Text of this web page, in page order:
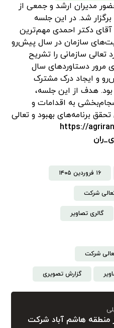
سال ۱۴۰۵ با حضور مدیران ارشد و جمعی از
شد. در این جلسه
دکتر احمدی مهم‌ترین
سازمان در سال پیش‌رو
سازمانی را تشریح
مرور دستاوردهای سال
و ایجاد درک مشترک
هدف از این جلسه،
به اقدامات و
برنامه‌های بهبود و تعالی
https://
۱۶ فروردین ۱۴۰۵
شرکت
گالری تصاویر
شرکت
گزارش تصویری
منطقه هاشم آباد شرکت